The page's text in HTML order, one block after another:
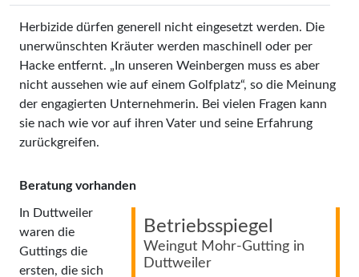
Herbizide dürfen generell nicht eingesetzt werden. Die
unerwünschten Kräuter werden maschinell oder per
Hacke entfernt. „In unseren Weinbergen muss es aber
nicht aussehen wie auf einem Golfplatz“, so die Meinung
der engagierten Unternehmerin. Bei vielen Fragen kann
sie nach wie vor auf ihren Vater und seine Erfahrung
zurückgreifen.
Beratung vorhanden
Betriebsspiegel
Weingut Mohr-Gutting in
Duttweiler
In Duttweiler
waren die
Guttings die
ersten, die sich